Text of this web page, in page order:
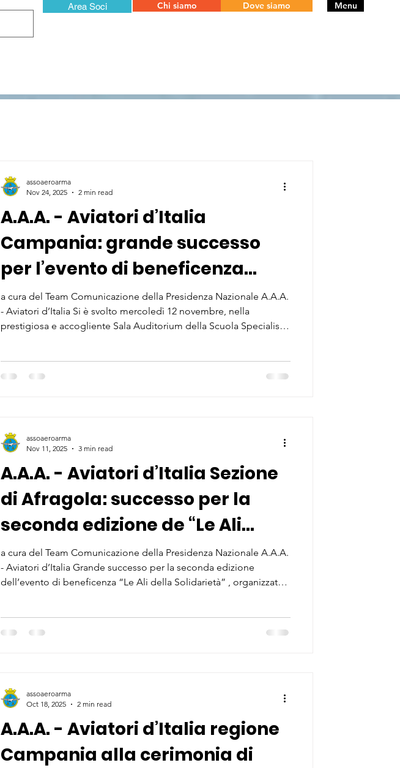
Area Soci Chi siamo Dove siamo Menu
A.A.A. - Aviatori d’Italia
Campania: grande successo
per l’evento di beneficenza
“Una Serata per l’ONFA”
a cura del Team Comunicazione della Presidenza Nazionale A.A.A.
- Aviatori d’Italia Si è svolto mercoledì 12 novembre, nella
prestigiosa e accogliente Sala Auditorium della Scuola Specialisti
assoaeroarma
Nov 24, 2025
2 min read
A.A.A. - Aviatori d’Italia Sezione
di Afragola: successo per la
seconda edizione de “Le Ali
della Solidarietà”
a cura del Team Comunicazione della Presidenza Nazionale A.A.A.
- Aviatori d’Italia Grande successo per la seconda edizione
dell’evento di beneficenza “Le Ali della Solidarietà” , organizzato
assoaeroarma
Nov 11, 2025
3 min read
A.A.A. - Aviatori d’Italia regione
Campania alla cerimonia di
assoaeroarma
Oct 18, 2025
2 min read